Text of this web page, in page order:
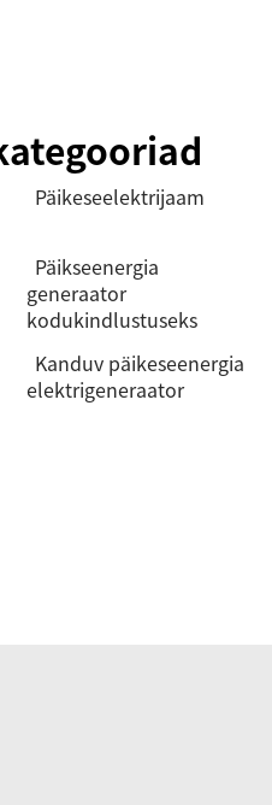
Päikeseelektrijaam
Päikseenergia
generaator
kodukindlustuseks
Kanduv päikeseenergia
elektrigeneraator